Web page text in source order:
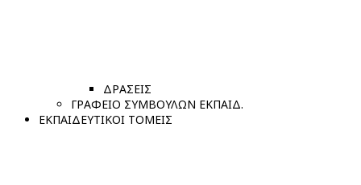
ΔΡΑΣΕΙΣ
ΓΡΑΦΕΙΟ ΣΥΜΒΟΥΛΩΝ ΕΚΠΑΙΔ.
ΕΚΠΑΙΔΕΥΤΙΚΟΙ ΤΟΜΕΙΣ